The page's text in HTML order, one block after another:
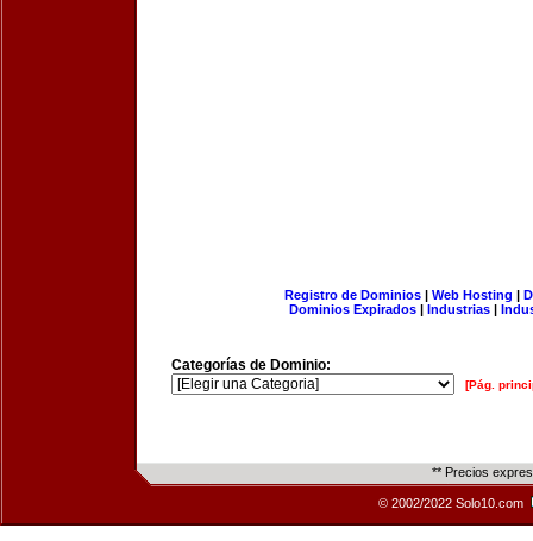
Registro de Dominios| Web Hosting |
Dominios Expirados | Industrias |
Categorías de Dominio:
[Pág.
** Precios
© 2002/2022 Solo10.com